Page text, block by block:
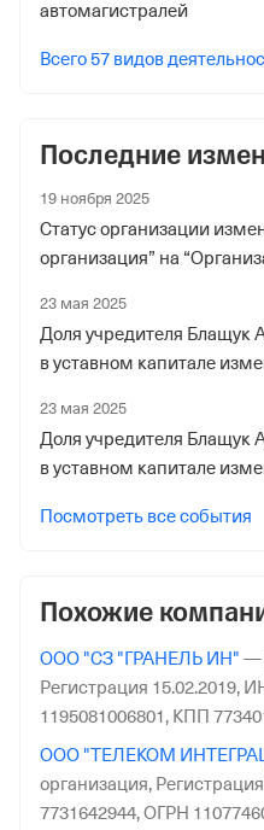
Наименование
Отделение Фонда
Страхования Российской
Московской обл.
Регистрационный номер
1047635980
1 июня 2022
Наименование
Страхования Российской
автомагистралей
Всего 57 видов
Последние
19 ноября 2025
Статус организации
организация” на
23 мая 2025
Доля учредителя Блащук
в уставном капитале
23 мая 2025
Доля учредителя Блащук
в уставном капитале
Посмотреть все события
Похожие
ООО "СЗ "ГРАНЕЛЬ ИН" —
Регистрация 15.02.2019,
1195081006801, КПП
ООО "ТЕЛЕКОМ
организация,
7731642944,ОГРН